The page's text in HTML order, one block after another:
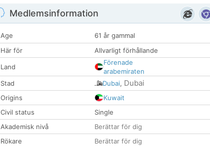
Medlemsinformation
Age
61 år gammal
Här för
Allvarligt förhållande
Land
Förenade
arabemiraten
Stad
Dubai, Dubai
Origins
Kuwait
Civil status
Single
Akademisk nivå
Berättar för dig
Rökare
Berättar för dig